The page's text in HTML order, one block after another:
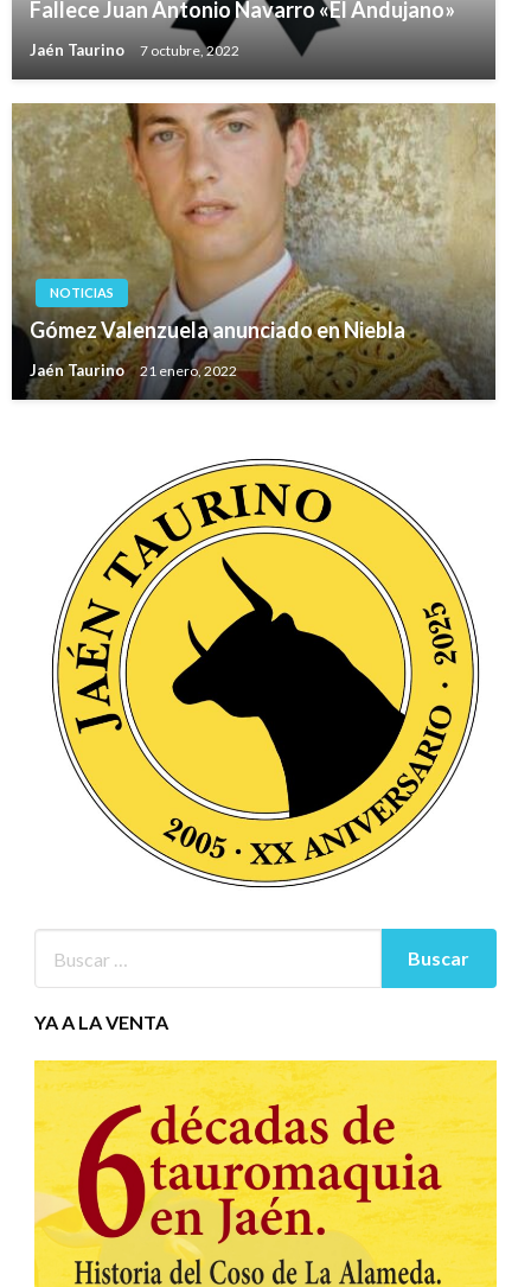
Fallece Juan Antonio Navarro «El Andujano»
Jaén Taurino 7 octubre, 2022
NOTICIAS
Gómez Valenzuela anunciado en Niebla
Jaén Taurino 21 enero, 2022
YA A LA VENTA